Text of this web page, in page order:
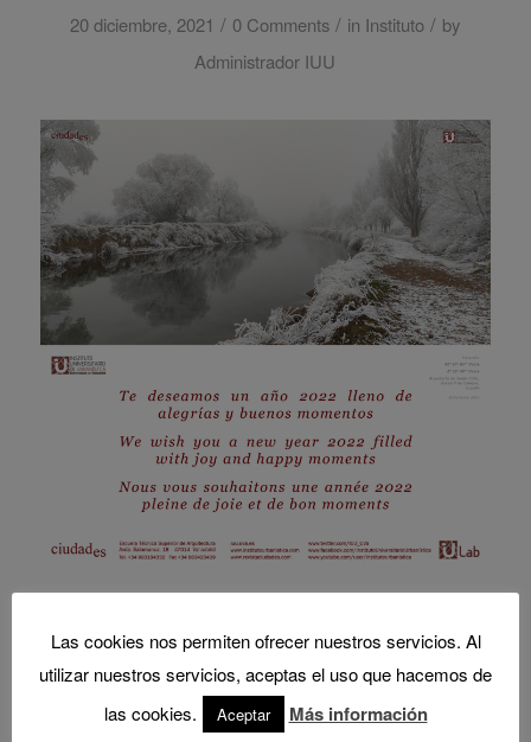
20 diciembre, 2021 / 0 Comments / in Instituto / by
Administrador IUU
Las cookies nos permiten ofrecer nuestros servicios. Al
utilizar nuestros servicios, aceptas el uso que hacemos de
las cookies.
Aceptar Más información